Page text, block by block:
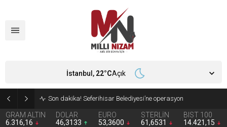
4 firmanın denetim kayyımı durduruldu
GRAM ALTIN
6.316,16
DOLAR
46,3133
EURO
53,3600
STERLİN
61,6531
BIST 100
14.421,15
İstanbul, 22°CAçık